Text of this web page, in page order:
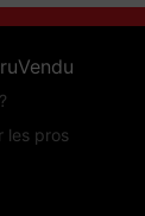
les pros